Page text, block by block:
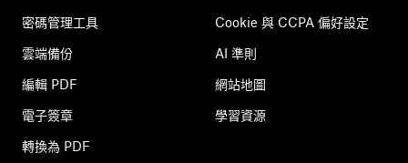
密碼管理工具
雲端備份
編輯 PDF
電子簽章
轉換為 PDF
Cookie 與 CCPA 偏好設定
AI 準則
網站地圖
學習資源